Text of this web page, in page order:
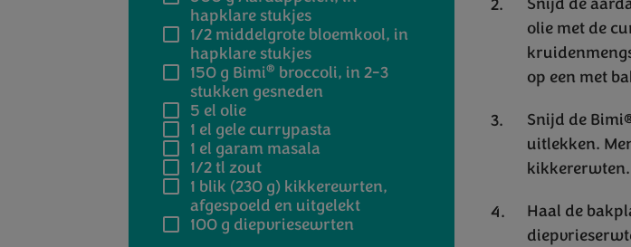
hapklare stukjes
1/2 middelgrote bloemkool, in
hapklare stukjes
150 g Bimi® broccoli, in 2-3
stukken gesneden
5 el olie
1 el gele currypasta
1 el garam masala
1/2tl zout
1 blik (230 g) kikkerewrten,
afgespoeld en uitgelekt
100 g diepvriesewrten
olie met de
op een met
Snijd de
uitlekken.
kikkererwten.
Haal de